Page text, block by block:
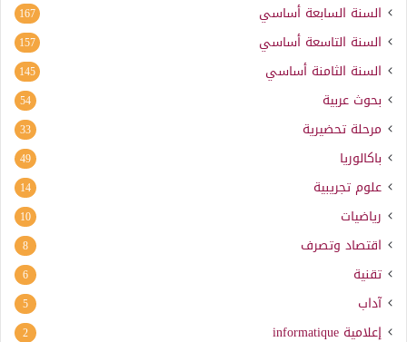
السنة السابعة أساسي 167
السنة التاسعة أساسي 157
السنة الثامنة أساسي 145
بحوث عربية 54
مرحلة تحضيرية 33
باكالوريا 49
علوم تجريبية 14
رياضيات 10
اقتصاد وتصرف 8
تقنية 6
آداب 5
إعلامية informatique
2